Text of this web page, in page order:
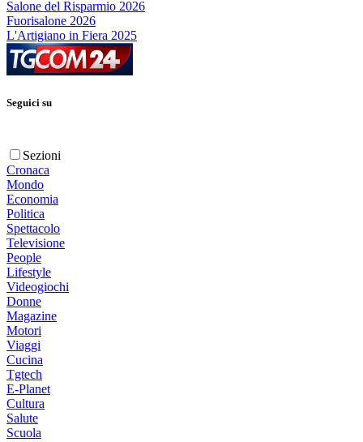
Salone del Risparmio 2026
Fuorisalone 2026
L'Artigiano in Fiera 2025
Seguici su
Sezioni
Cronaca
Mondo
Economia
Politica
Spettacolo
Televisione
People
Lifestyle
Videogiochi
Donne
Magazine
Motori
Viaggi
Cucina
Tgtech
E-Planet
Cultura
Salute
Scuola